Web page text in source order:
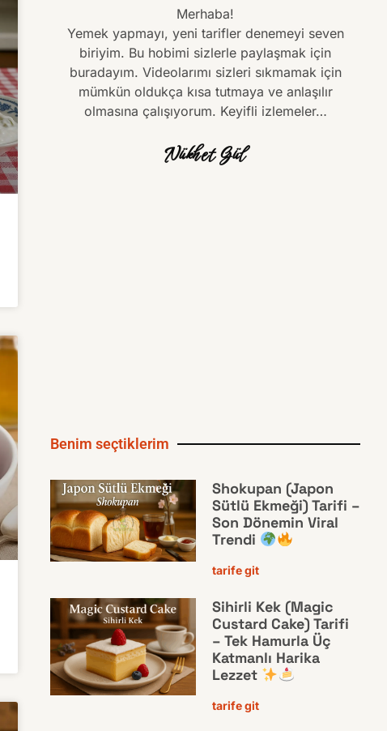
Merhaba!
Yemek yapmayı, yeni tarifler denemeyi seven
biriyim. Bu hobimi sizlerle paylaşmak için
buradayım. Videolarımı sizleri sıkmamak için
mümkün oldukça kısa tutmaya ve anlaşılır
olmasına çalışıyorum. Keyifli izlemeler…
Nükhet Gül
Benim seçtiklerim
Shokupan (Japon
Sütlü Ekmeği) Tarifi –
Son Dönemin Viral
Trendi
tarife git
Sihirli Kek (Magic
Custard Cake) Tarifi
– Tek Hamurla Üç
Katmanlı Harika
Lezzet
tarife git